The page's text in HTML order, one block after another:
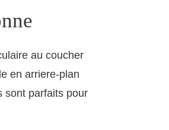
au coucher
en arriere-plan
sont parfaits pour